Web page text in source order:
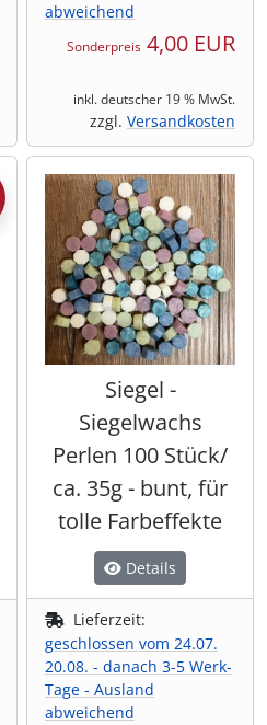
abweichend
Sonderpreis 4,00 EUR
inkl. deutscher 19 % MwSt.
zzgl. Versandkosten
Siegel -
Siegelwachs
Perlen 100 Stück/
ca. 35g - bunt, für
tolle Farbeffekte
Details
Lieferzeit:
geschlossen vom 24.07.
20.08. - danach 3-5 Werk-
Tage - Ausland
abweichend